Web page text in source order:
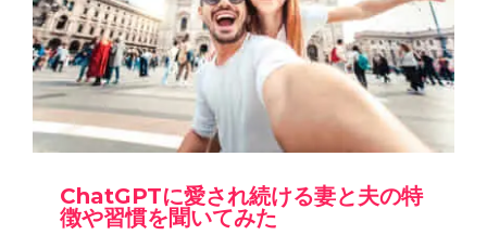
ChatGPTに愛され続ける妻と夫の特
徴や習慣を聞いてみた